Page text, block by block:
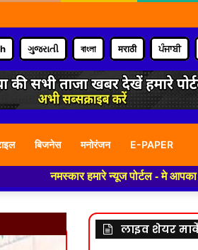
ગુજરાતી বাংলা मराठी ਪੰਜਾਬੀ
बिजनेस मनोरंजन E-PAPER
हमारे न्यूज पोर्टल - मे आपका स्वागत हैं
लाइव शेयर